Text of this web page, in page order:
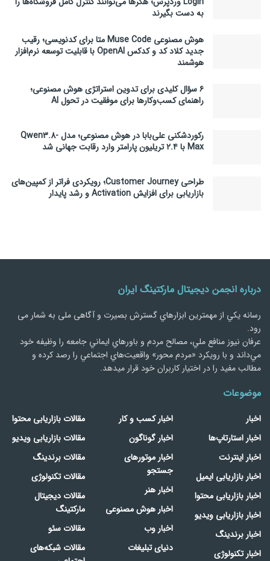
به دست بگیرند
هوش مصنوعی Muse Code متا برای کدنویسی؛ رقیب
جدید کلاد کد و کدکس OpenAI با قابلیت توسعه نرم‌افزار
هوشمند
۶ سؤال کلیدی برای تدوین استراتژی هوش مصنوعی؛
راهنمای کسب‌وکارها برای موفقیت در تحول AI
رکوردشکنی علی‌بابا در هوش مصنوعی؛ مدل Qwen3.8-
Max با ۲.۴ تریلیون پارامتر وارد رقابت جهانی شد
طراحی Customer Journey؛ رویکردی فراتر از کمپین‌های
بازاریابی برای افزایش Activation و رشد پایدار
درباره انجمن دیجیتال مارکتینگ ایران
رسانه يكي از مهمترین ابزارهاي گسترش بصیرت و آگاهی ملی به شمار می
رود.
عرفان نیوز منافع ملي، مصالح مردم و باورهاي ايماني جامعه را وظيفه خود
مي‌داند و با رويكرد «مردم‌ محور» واقعيت‌هاي اجتماعي را رصد کرده و
مطالب مفید را در اختیار کاربران خود قرار میدهد.
موضوعات
اخبار
اخبار استارتاپ‌ها
اخبار اینترنت
اخبار بازاریابی ایمیل
اخبار بازاریابی محتوا
اخبار بازاریابی ویدیو
اخبار برندینگ
اخبار تکنولوژی
اخبار کسب و کار
اخبار گوناگون
اخبار موتورهای
جستجو
اخبار هنر
اخبار هوش مصنوعی
اخبار وب
دنیای تبلیغات
مقالات بازاریابی محتوا
مقالات بازاریابی ویدیو
مقالات برندینگ
مقالات تکنولوژی
مقالات دیجیتال
مارکتینگ
مقالات سئو
مقالات شبکه‌های